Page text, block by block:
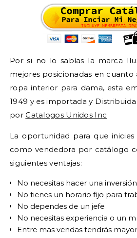
Por si no lo sabías la marca
mejores posicionadas en
ropa interior para dama, esta
1949 y es importada y
porCatalogos Unidos Inc
La oportunidad para que
como vendedora por catálogo
siguientes ventajas:
No necesitas hacer una
No tienes un horario fijo para
No dependes de un jefe
No necesitas experiencia o un
Entre mas vendas tendrás